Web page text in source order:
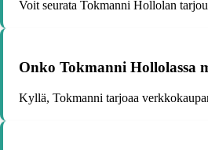
Voit seurata Tokmanni Hollolan
Onko Tokmanni Hollolassa
Kyllä, Tokmanni tarjoaa